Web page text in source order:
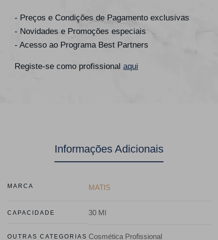
- Preços e Condições de Pagamento exclusivas
- Novidades e Promoções especiais
- Acesso ao Programa Best Partners
Registe-se como profissional aqui
Informações Adicionais
MARCA MATIS
CAPACIDADE 30 Ml
OUTRAS CATEGORIAS Cosmética Profissional